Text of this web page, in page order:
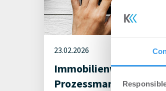
23.02.2026
Prozessmanagement: